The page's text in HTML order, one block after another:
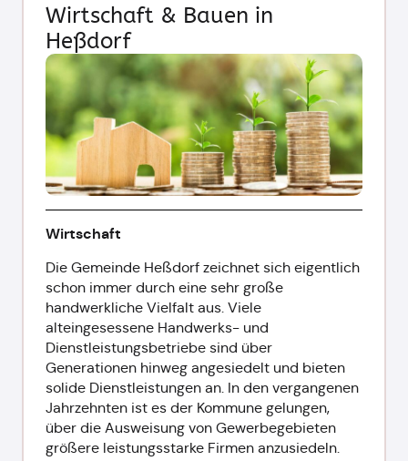
Wirtschaft & Bauen in
Heßdorf
Wirtschaft
Die Gemeinde Heßdorf zeichnet sich eigentlich
schon immer durch eine sehr große
handwerkliche Vielfalt aus. Viele
alteingesessene Handwerks- und
Dienstleistungsbetriebe sind über
Generationen hinweg angesiedelt und bieten
solide Dienstleistungen an. In den vergangenen
Jahrzehnten ist es der Kommune gelungen,
über die Ausweisung von Gewerbegebieten
größere leistungsstarke Firmen anzusiedeln.